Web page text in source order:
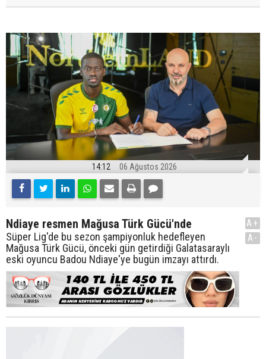
14:12 06 Ağustos 2026
Ndiaye resmen Mağusa Türk Gücü'nde
Süper Lig'de bu sezon şampiyonluk hedefleyen
Mağusa Türk Gücü, önceki gün getirdiği Galatasaraylı
eski oyuncu Badou Ndiaye'ye bugün imzayı attırdı.
A+
A-